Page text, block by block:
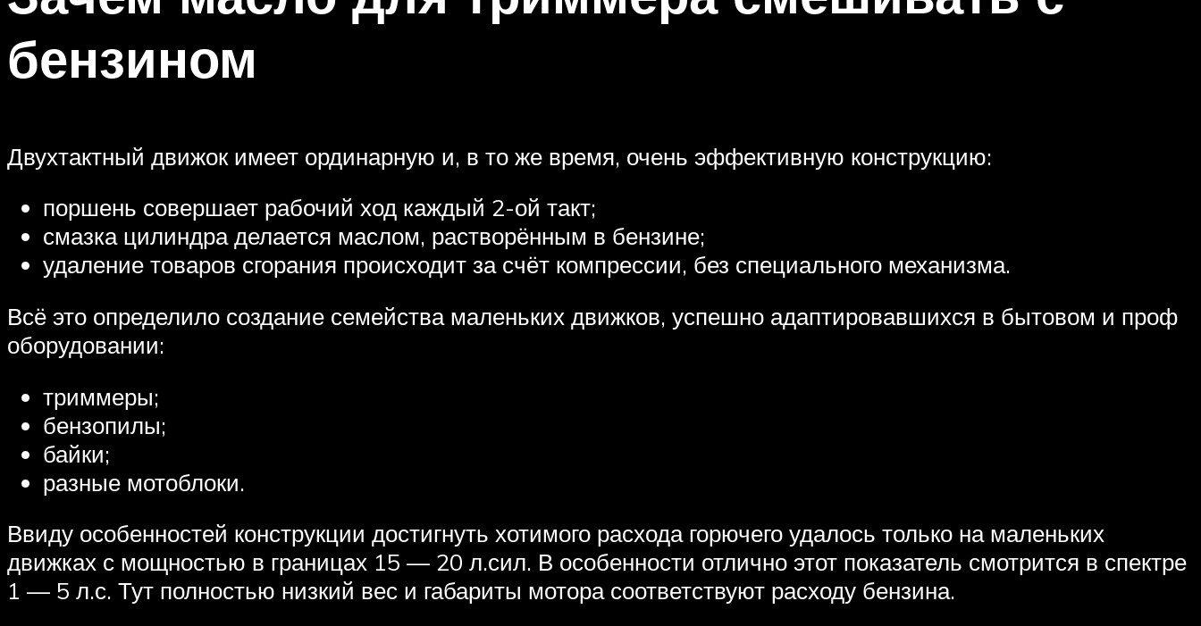
бензином
Двухтактный движок имеет ординарную и, в то же время, очень эффективную конструкцию:
поршень совершает рабочий ход каждый 2-ой такт;
смазка цилиндра делается маслом, растворённым в бензине;
удаление товаров сгорания происходит за счёт компрессии, без специального механизма.
Всё это определило создание семейства маленьких движков, успешно адаптировавшихся в бытовом и проф
оборудовании:
триммеры;
бензопилы;
байки;
разные мотоблоки.
Ввиду особенностей конструкции достигнуть хотимого расхода горючего удалось только на маленьких
движках с мощностью в границах 15 — 20 л.сил. В особенности отлично этот показатель смотрится в спектре
1 — 5 л.с. Тут полностью низкий вес и габариты мотора соответствуют расходу бензина.